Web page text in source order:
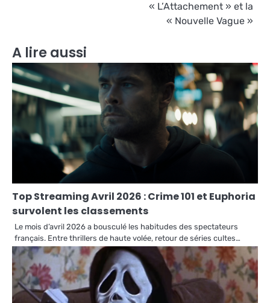
« L’Attachement » et la
« Nouvelle Vague »
A lire aussi
Top Streaming Avril 2026 : Crime 101 et Euphoria
survolent les classements
Le mois d’avril 2026 a bousculé les habitudes des spectateurs
français. Entre thrillers de haute volée, retour de séries cultes…